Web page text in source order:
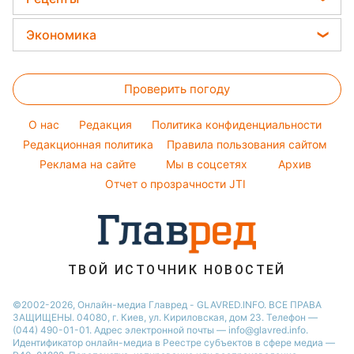
Новости Ровно
Новости Запорожья
Потап
София Ротару
Филипп Киркоров
Ани Лорак
Женские стрижки
Окрашивание волос
Уборка
Авто
Тесты по картинке
Оптические иллюзии
Народные приметы
Все о шоу-бизнесе
Закуски
Салаты
Простые блюда
Легкие десерты
Напитки
Праздничное меню
Экономика
Денежная помощь
Тарифы
Курс валют
Проверить погоду
O нас Редакция
Политика конфиденциальности
Редакционная политика
Правила пользования сайтом
Реклама на сайте
Мы в соцсетях
Архив
Отчет о прозрачности JTI
ТВОЙ ИСТОЧНИК НОВОСТЕЙ
©2002-2026, Онлайн-медиа Главред - GLAVRED.INFO. ВСЕ ПРАВА
ЗАЩИЩЕНЫ. 04080, г. Киев, ул. Кириловская, дом 23. Телефон —
(044) 490-01-01. Адрес электронной почты — info@glavred.info.
Идентификатор онлайн-медиа в Реестре cубъектов в сфере медиа —